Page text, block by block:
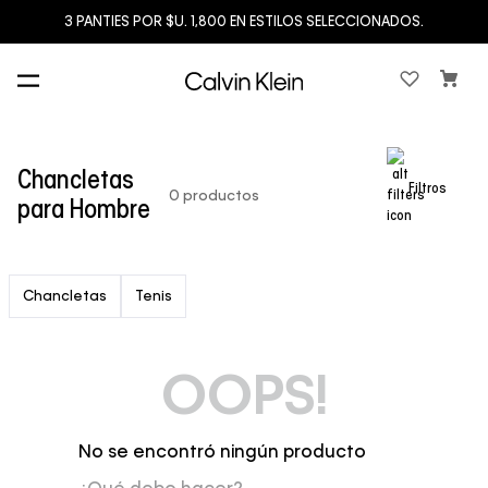
3 PANTIES POR $U. 1,800 EN ESTILOS SELECCIONADOS.
Chancletas
para Hombre
0 productos
Filtros
Chancletas Tenis
OOPS!
No se encontró ningún producto